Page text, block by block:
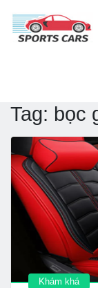
Tag: bọc
Khám khá